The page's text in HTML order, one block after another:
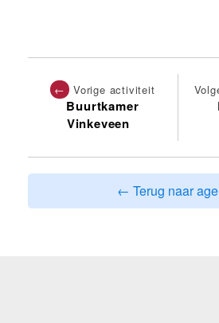
← Vorige activiteit
Buurtkamer
Vinkeveen
← Terug naar